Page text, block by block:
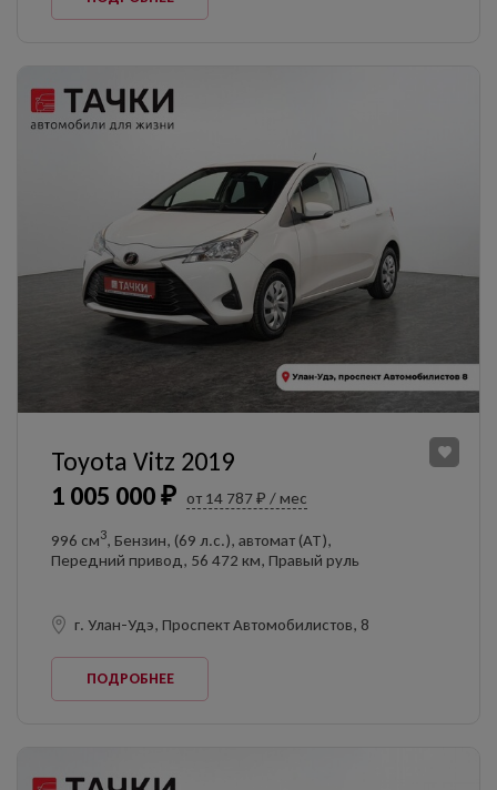
1 005 000 ₽ от 14 787 ₽ / мес
Toyota Vitz 2019
996 см3, Бензин, (69 л.с.), автомат (AT),
Передний привод, 56 472 км, Правый руль
г. Улан-Удэ, Проспект Автомобилистов, 8
ПОДРОБНЕЕ